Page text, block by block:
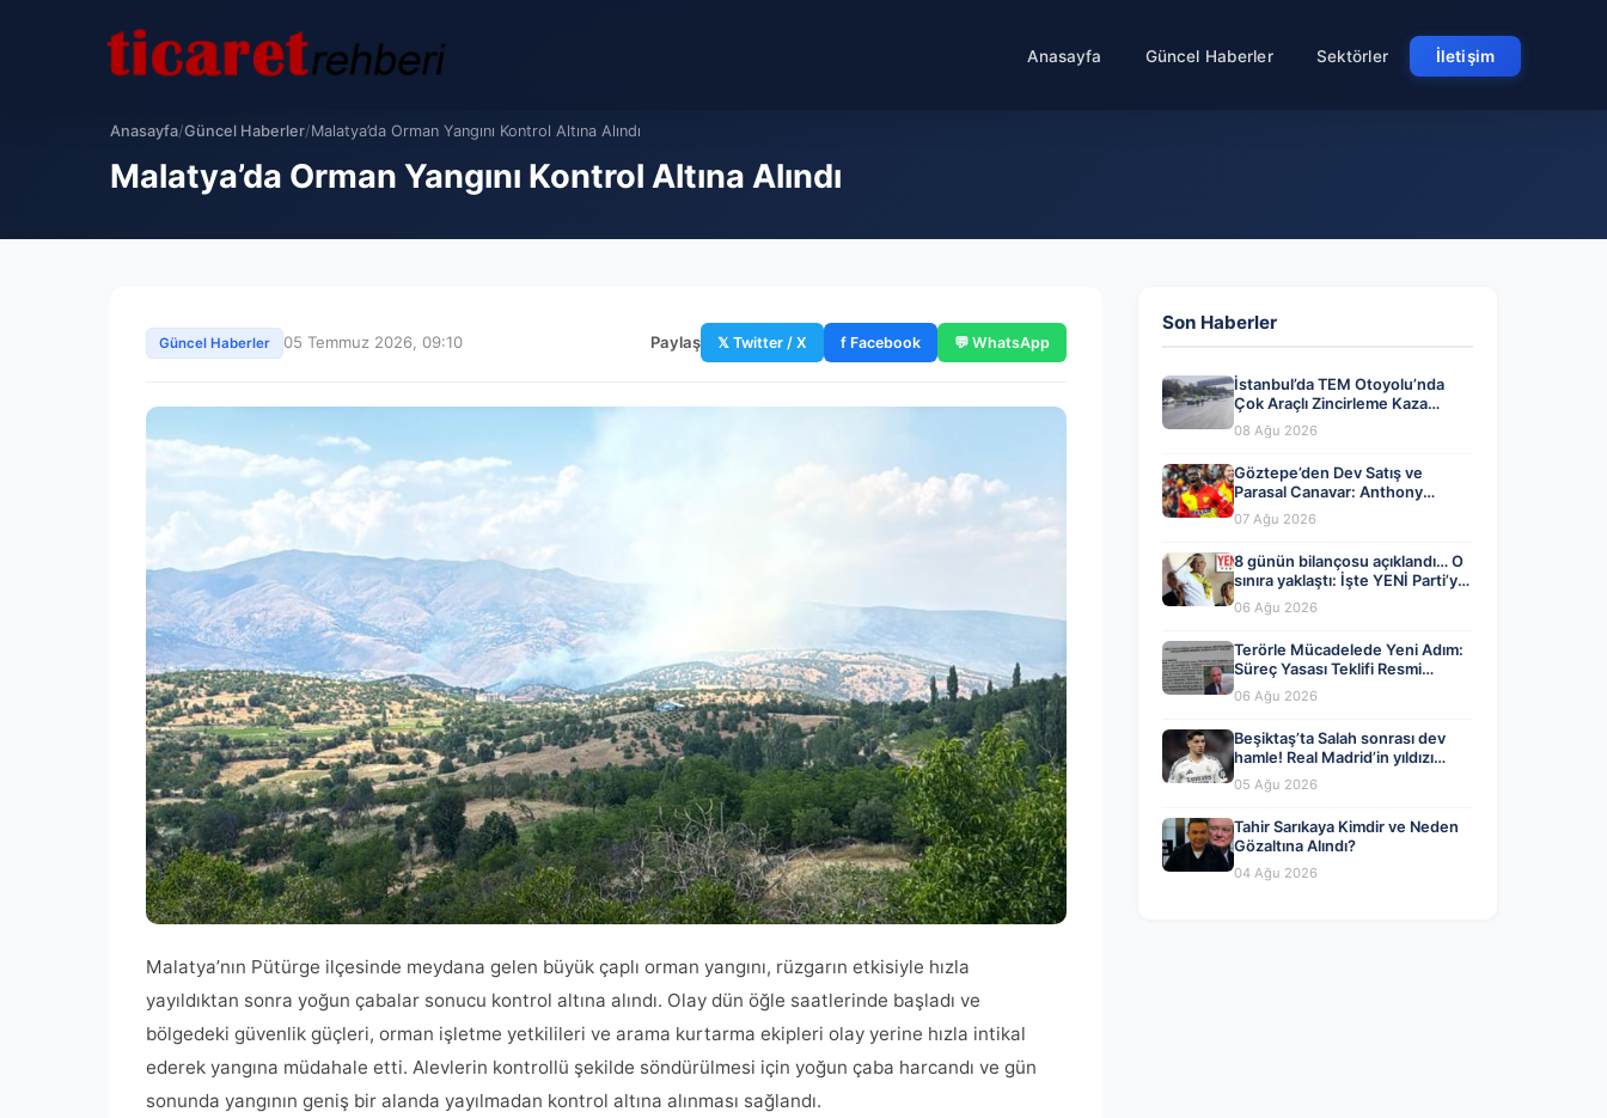
Anasayfa Güncel Haberler Sektörler İletişim
Anasayfa/Güncel Haberler/Malatya’da Orman Yangını Kontrol Altına Alındı
Malatya’da Orman Yangını Kontrol Altına Alındı
Güncel Haberler 05 Temmuz 2026, 09:10 Paylaş 𝕏 Twitter / X f Facebook 💬 WhatsApp
Malatya’nın Pütürge ilçesinde meydana gelen büyük çaplı orman yangını, rüzgarın etkisiyle hızla
yayıldıktan sonra yoğun çabalar sonucu kontrol altına alındı. Olay dün öğle saatlerinde başladı ve
bölgedeki güvenlik güçleri, orman işletme yetkilileri ve arama kurtarma ekipleri olay yerine hızla intikal
ederek yangına müdahale etti. Alevlerin kontrollü şekilde söndürülmesi için yoğun çaba harcandı ve gün
sonunda yangının geniş bir alanda yayılmadan kontrol altına alınması sağlandı.
Son Haberler
İstanbul’da TEM Otoyolu’nda
Çok Araçlı Zincirleme Kaza
Saatlerce Trafiği Felç Etti
08 Ağu 2026
Göztepe’den Dev Satış ve
Parasal Canavar: Anthony
Dennis’le Yollar Ayrılıyor
07 Ağu 2026
8 günün bilançosu açıklandı… O
sınıra yaklaştı: İşte YENİ Parti’ye
bağış kampanyasında son durum
06 Ağu 2026
Terörle Mücadelede Yeni Adım:
Süreç Yasası Teklifi Resmi
Kayıtlara Girdi
06 Ağu 2026
Beşiktaş’ta Salah sonrası dev
hamle! Real Madrid’in yıldızı
geliyor
05 Ağu 2026
Tahir Sarıkaya Kimdir ve Neden
Gözaltına Alındı?
04 Ağu 2026